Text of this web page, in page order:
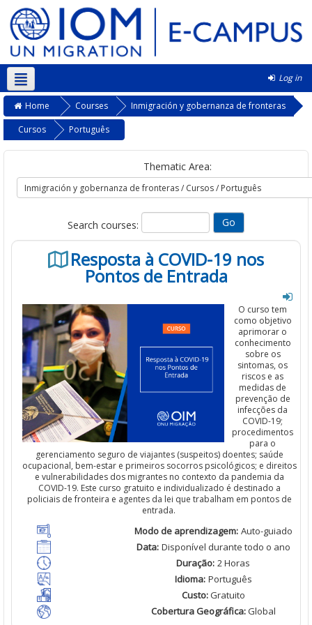
Log in
Kurmanji ‎(kmr)‎
Home Courses
Inmigración y gobernanza de fronteras
Cursos
Português
Thematic Area:
Search courses:
Resposta à COVID-19 nos
Pontos de Entrada
O curso tem
como objetivo
aprimorar o
conhecimento
sobre os
sintomas, os
riscos e as
medidas de
prevenção de
infecções da
COVID-19;
procedimentos
para o
gerenciamento seguro de viajantes (suspeitos) doentes; saúde
ocupacional, bem-estar e primeiros socorros psicológicos; e direitos
e vulnerabilidades dos migrantes no contexto da pandemia da
COVID-19. Este curso gratuito e individualizado é destinado a
policiais defronteira e agentes da lei que trabalham em pontos de
entrada.
Modo de aprendizagem: Auto-guiado
Data: Disponível durante todo o ano
Duração: 2 Horas
Idioma: Português
Custo:Gratuito
Cobertura Geográfica:Global